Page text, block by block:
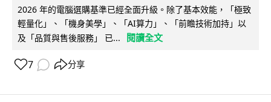
2026 年的電腦選購基準已經全面升級。除了基本效能，「極致
輕量化」、「機身美學」、「AI算力」、「前瞻技術加持」以
及「品質與售後服務」 已...
閱讀全文
7 分享